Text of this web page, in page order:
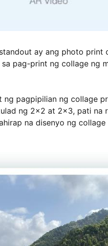
ay ang photo
pag-print ng collage ng
pagpipilian ng collage
ng 2x2 at 2x3, pati na
na disenyo ng